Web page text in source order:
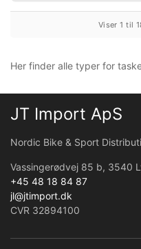
Viser 1 til
Her finder alle typer for
JT Import ApS
Nordic Bike & Sport
Vassingerødvej 85 b, 3540
+45 48 18 84 87
jl@jtimport.dk
CVR 32894100